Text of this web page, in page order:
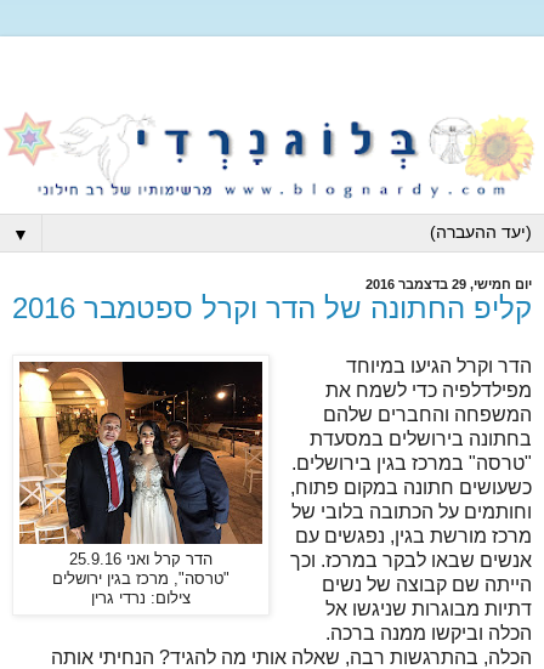
▼
יום חמישי, 29 בדצמבר 2016
קליפ החתונה של הדר וקרל ספטמבר 2016
הדר קרל ואני 25.9.16
"טרסה", מרכז בגין ירושלים
צילום: נרדי גרין
הדר וקרל הגיעו במיוחד
מפילדלפיה כדי לשמח את
המשפחה והחברים שלהם
בחתונה בירושלים במסעדת
"טרסה" במרכז בגין בירושלים.
כשעושים חתונה במקום פתוח,
וחותמים על הכתובה בלובי של
מרכז מורשת בגין, נפגשים עם
אנשים שבאו לבקר במרכז. וכך
הייתה שם קבוצה של נשים
דתיות מבוגרות שניגשו אל
הכלה וביקשו ממנה ברכה.
הכלה, בהתרגשות רבה, שאלה אותי מה להגיד? הנחיתי אותה